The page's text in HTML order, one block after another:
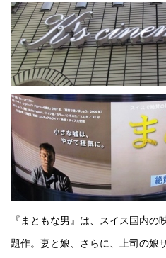
『まともな男』は、スイス国内
題作。妻と娘、さらに、上司の娘